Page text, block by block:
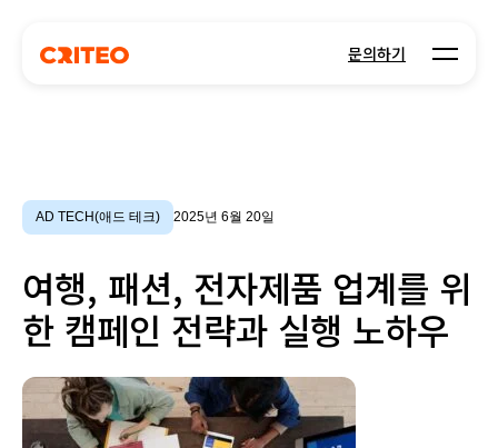
문의하기 Open
AD TECH(애드 테크) 2025년 6월 20일
여행, 패션, 전자제품 업계를 위
한 캠페인 전략과 실행 노하우